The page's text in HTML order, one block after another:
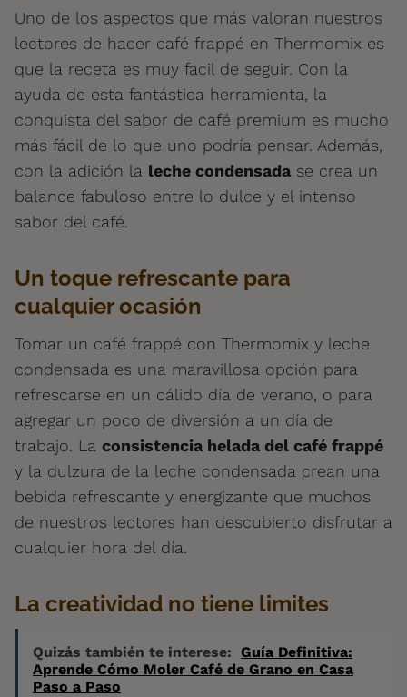
Uno de los aspectos que más valoran nuestros
lectores de hacer café frappé en Thermomix es
que la receta es muy facil de seguir. Con la
ayuda de esta fantástica herramienta, la
conquista del sabor de café premium es mucho
más fácil de lo que uno podría pensar. Además,
con la adición la leche condensada se crea un
balance fabuloso entre lo dulce y el intenso
sabor del café.
Un toque refrescante para
cualquier ocasión
Tomar un café frappé con Thermomix y leche
condensada es una maravillosa opción para
refrescarse en un cálido día de verano, o para
agregar un poco de diversión a un día de
trabajo. La consistencia helada del café frappé
y la dulzura de la leche condensada crean una
bebida refrescante y energizante que muchos
de nuestros lectores han descubierto disfrutar a
cualquier hora del día.
La creatividad no tiene limites
Quizás también te interese: Guía Definitiva:
Aprende Cómo Moler Café de Grano en Casa
Paso a Paso